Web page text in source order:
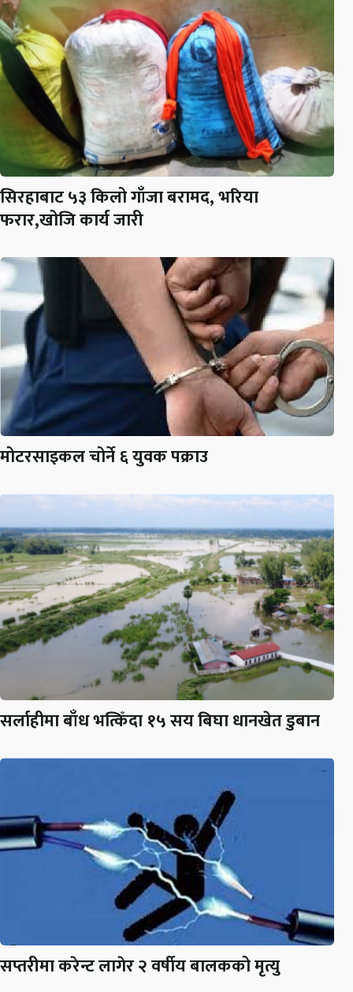
सिरहाबाट ५३ किलो गाँजा बरामद, भरिया
फरार,खोजि कार्य जारी
मोटरसाइकल चोर्ने ६ युवक पक्राउ
सर्लाहीमा बाँध भत्किँदा १५ सय बिघा धानखेत डुबान
सप्तरीमा करेन्ट लागेर २ वर्षीय बालकको मृत्यु